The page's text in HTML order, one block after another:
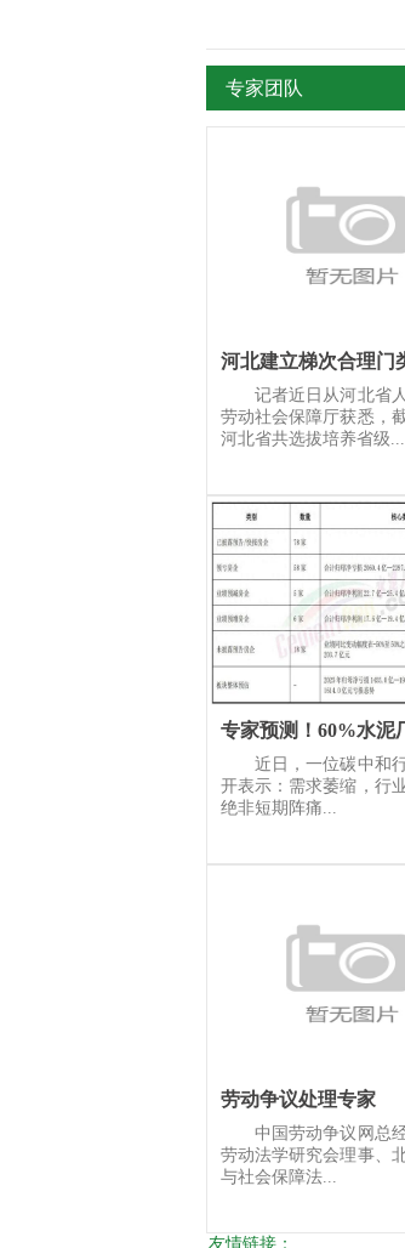
专家团队
记者近日从河北省人
劳动社会保障厅获悉，
河北省共选拔培养省级...
近日，一位碳中和行
开表示：需求萎缩，行
绝非短期阵痛...
劳动争议处理专家
中国劳动争议网总经
劳动法学研究会理事、
与社会保障法...
友情链接：